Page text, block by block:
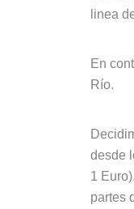
linea
En
Río.
desde
1
partes